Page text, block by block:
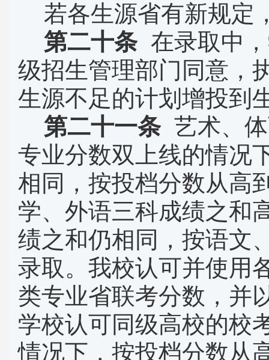
若各生源省有新规定
第二十条 在录取中
级招生管理部门同意，
生源不足的计划增投到
第二十一条 艺术、
专业分数双上线的情况
相同，按投档分数从高
学、外语三科成绩之和
绩之和仍相同，按语文
录取。我校认可并使用
类专业省联考分数，并
学校认可同级高校的校
情况下，按投档分数从